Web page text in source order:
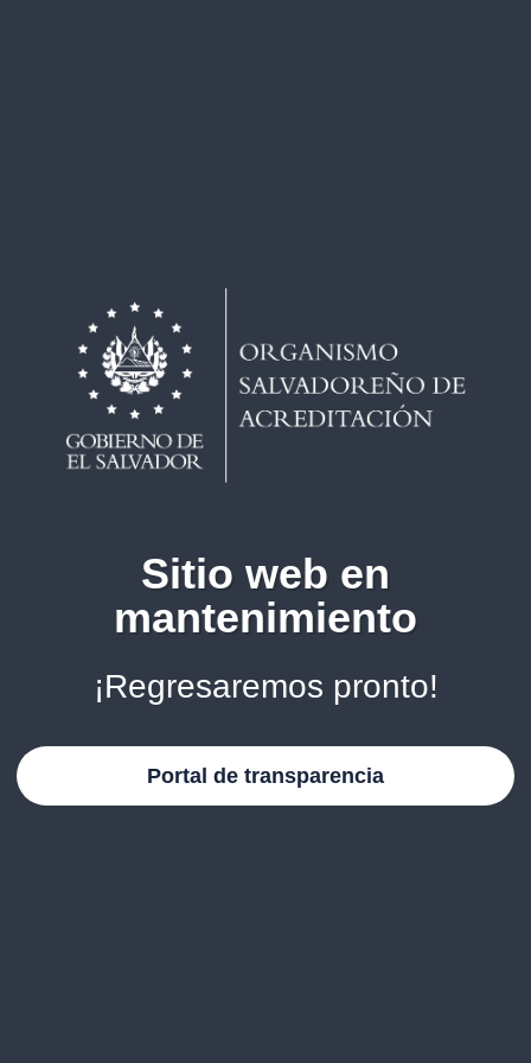
Sitio web en
mantenimiento
¡Regresaremos pronto!
Portal de transparencia